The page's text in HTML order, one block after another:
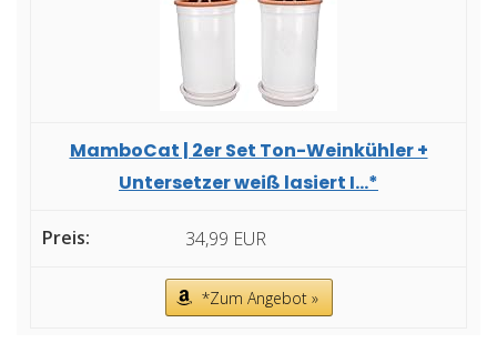
MamboCat | 2er Set Ton-Weinkühler +
Untersetzer weiß lasiert I...*
34,99 EUR
*Zum Angebot »